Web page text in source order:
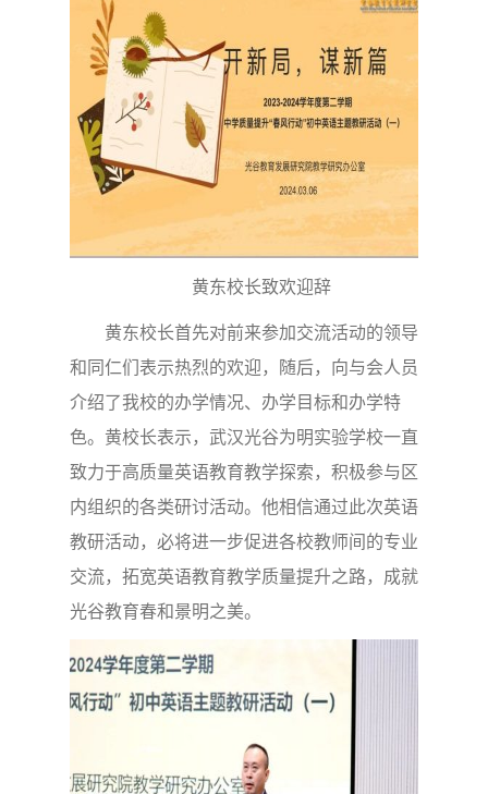
黄东校长致欢迎辞
黄东校长首先对前来参加交流活动的领导
和同仁们表示热烈的欢迎，随后，向与会人员
介绍了我校的办学情况、办学目标和办学特
色。黄校长表示，武汉光谷为明实验学校一直
致力于高质量英语教育教学探索，积极参与区
内组织的各类研讨活动。他相信通过此次英语
教研活动，必将进一步促进各校教师间的专业
交流，拓宽英语教育教学质量提升之路，成就
光谷教育春和景明之美。